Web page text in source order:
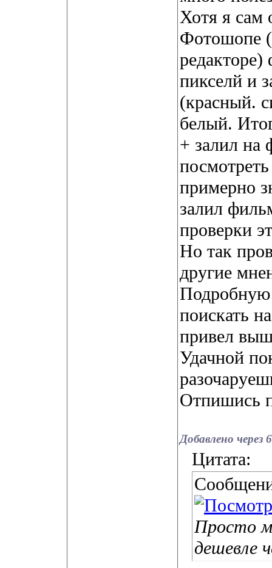
Хотя я сам
Фотошопе
пикселй и
(красный.
белый.
+ залил на
примерно
залил
проверки
Но так
другие
поискать
привел
Удачной
Отпишись
Добавлено через
Цитата:
Просто
дешевле